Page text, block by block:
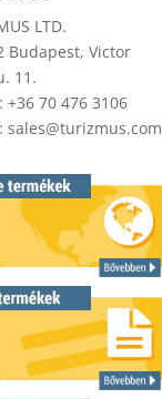
LTD.
Budapest, Victor
11.
+36 70 476 3106
sales@turizmus.com